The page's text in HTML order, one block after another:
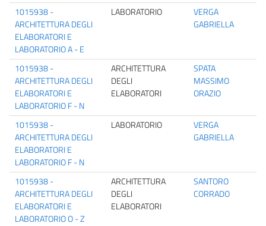
1015938 -
ARCHITETTURA DEGLI
ELABORATORI E
LABORATORIO A - E
LABORATORIO
VERGA
GABRIELLA
1015938 -
ARCHITETTURA DEGLI
ELABORATORI E
LABORATORIO F - N
ARCHITETTURA
DEGLI
ELABORATORI
SPATA
MASSIMO
ORAZIO
1015938 -
ARCHITETTURA DEGLI
ELABORATORI E
LABORATORIO F - N
LABORATORIO
VERGA
GABRIELLA
1015938 -
ARCHITETTURA DEGLI
ELABORATORI E
LABORATORIO O - Z
ARCHITETTURA
DEGLI
ELABORATORI
SANTORO
CORRADO